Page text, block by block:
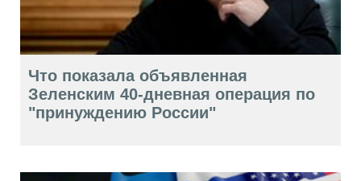
Что показала объявленная
Зеленским 40-дневная операция по
"принуждению России"